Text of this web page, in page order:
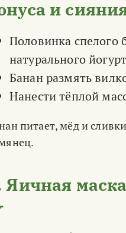
и
Половинка спелого
натурального
Банан размять
Нанести тёплой
питает, мёд и
Яичная